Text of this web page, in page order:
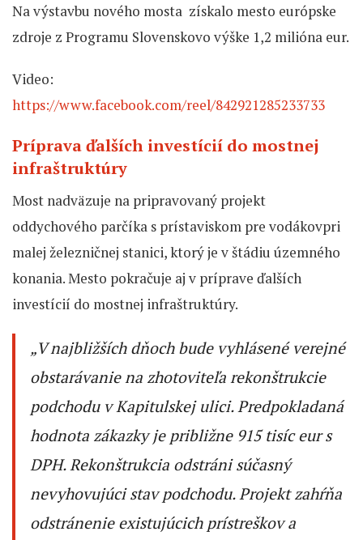
Na výstavbu nového mosta získalo mesto európske
zdroje z Programu Slovenskovo výške 1,2 milióna eur.
Video:
https://www.facebook.com/reel/842921285233733
Príprava ďalších investícií do mostnej
infraštruktúry
Most nadväzuje na pripravovaný projekt
oddychového parčíka s prístaviskom pre vodákovpri
malej železničnej stanici, ktorý je v štádiu územného
konania. Mesto pokračuje aj v príprave ďalších
investícií do mostnej infraštruktúry.
„V najbližších dňoch bude vyhlásené verejné
obstarávanie na zhotoviteľa rekonštrukcie
podchodu v Kapitulskej ulici. Predpokladaná
hodnota zákazky je približne 915 tisíc eur s
DPH. Rekonštrukcia odstráni súčasný
nevyhovujúci stav podchodu. Projekt zahŕňa
odstránenie existujúcich prístreškov a